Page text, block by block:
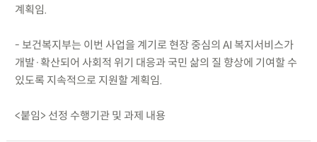
계획임.
- 보건복지부는 이번 사업을 계기로 현장 중심의 AI 복지서비스가
개발·확산되어 사회적 위기 대응과 국민 삶의 질 향상에 기여할 수
있도록 지속적으로 지원할 계획임.
<붙임> 선정 수행기관 및 과제 내용